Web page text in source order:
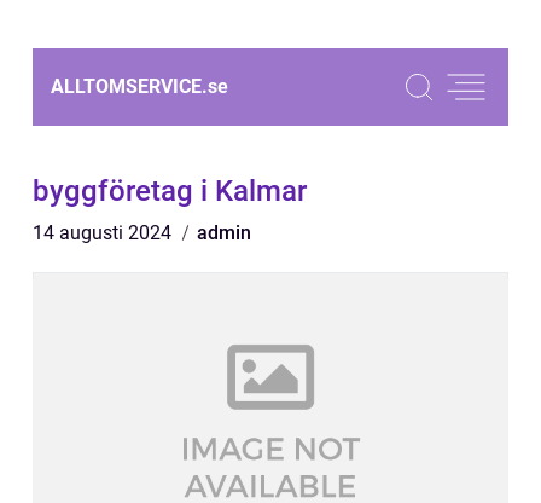
ALLTOMSERVICE.se
byggföretag i Kalmar
14 augusti 2024 admin